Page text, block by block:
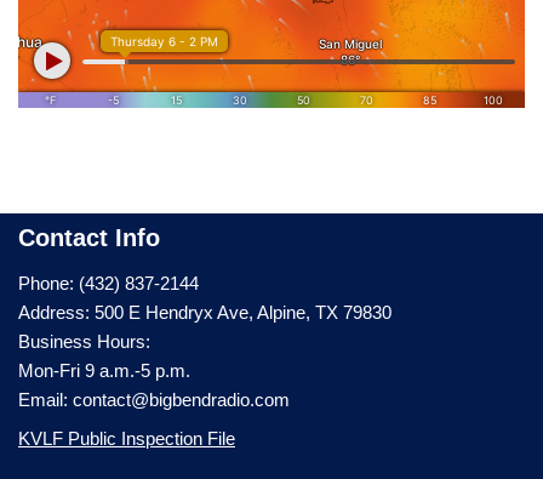
Contact Info
Phone: (432) 837-2144
Address: 500 E Hendryx Ave, Alpine, TX 79830
Business Hours:
Mon-Fri 9 a.m.-5 p.m.
Email: contact@bigbendradio.com
KVLF Public Inspection File